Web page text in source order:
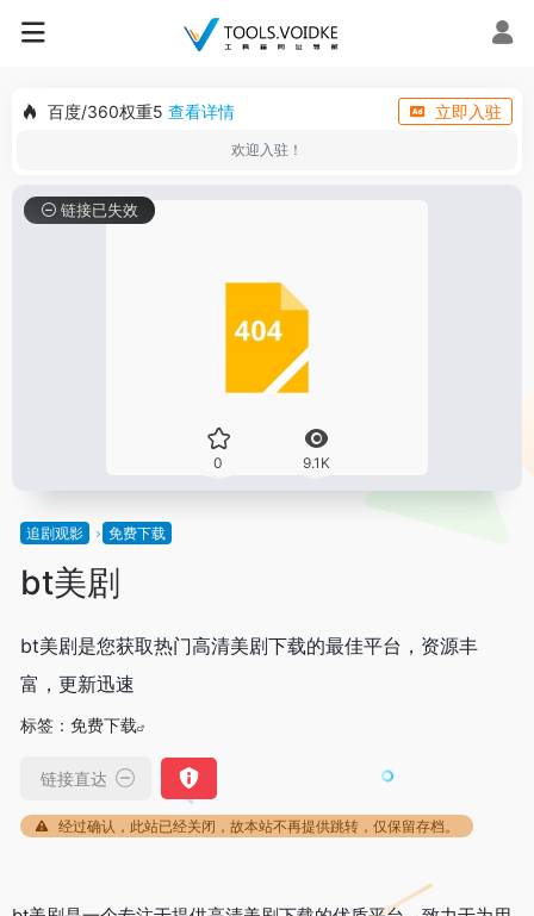
百度/360权重5 查看详情 立即入驻
欢迎入驻！
0 9.1K
链接已失效
追剧观影 免费下载
bt美剧
bt美剧是您获取热门高清美剧下载的最佳平台，资源丰
富，更新迅速
标签： 免费下载
链接直达
经过确认，此站已经关闭，故本站不再提供跳转，仅保留存档。